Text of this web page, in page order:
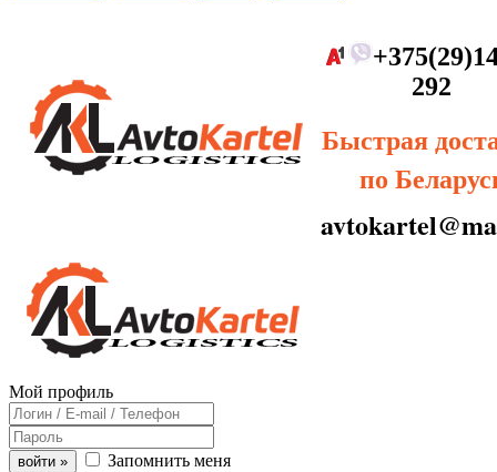
292
Быстрая
по
Мой профиль
войти »
Запомнить меня